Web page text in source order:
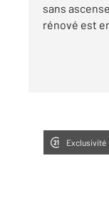
sans
rénové est
Exclusivité